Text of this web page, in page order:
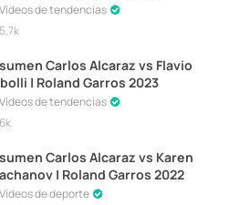
Vídeos de tendencias
5,7k
Carlos Alcaraz vs Flavio
| Roland Garros 2023
Vídeos de tendencias
6k
Carlos Alcaraz vs Karen
| Roland Garros 2022
Vídeos de deporte